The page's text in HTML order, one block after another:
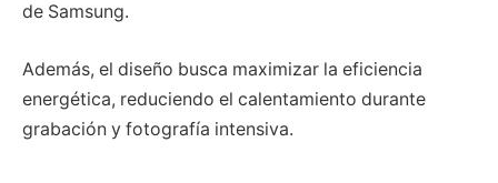
de Samsung.
Además, el diseño busca maximizar la eficiencia
energética, reduciendo el calentamiento durante
grabación y fotografía intensiva.